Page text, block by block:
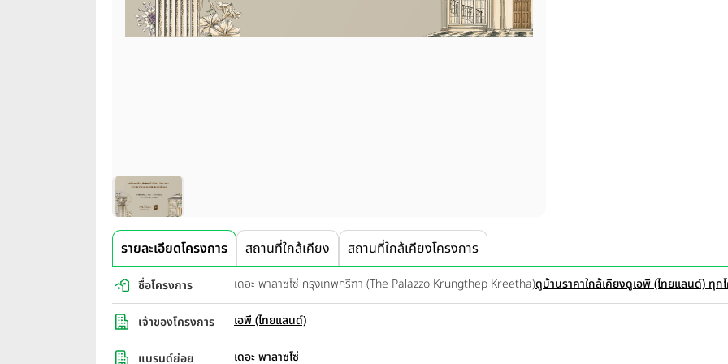
รายละเอียดโครงการ สถานที่ใกล้เคียง สถานที่ใกล้เคียงโครงการ
ชื่อโครงการ เดอะ พาลาซโซ่ กรุงเทพกรีฑา (The Palazzo Krungthep Kreetha)ดูบ้านราคาใกล้เคียงดูเอพี (ไทยแลนด์) ทุก
เจ้าของโครงการ เอพี (ไทยแลนด์)
แบรนด์ย่อย เดอะ พาลาซโซ่